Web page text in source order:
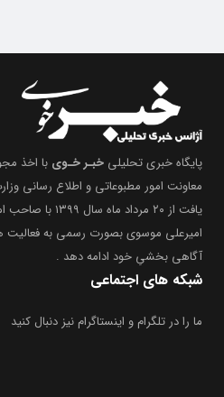
پایگاه خبری تحلیلی خبـر خـوی
معاونت امور مطبوعاتی و اطلاع رسانی
یافت از ۲۰ مرداد
امیرعلی موسوی بصورت رسمی به فعالیت
آگاهی بخشیِ خود ادامه دهد .
شبکه های اجتماعی
ما را در تلگرام و اینستاگرام نیز دنبال کنید